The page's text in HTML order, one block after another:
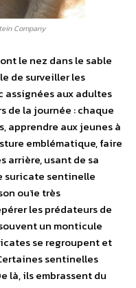
Company
le nez dans le sable
de surveiller les
assignées aux adultes
de la journée : chaque
apprendre aux jeunes à
emblématique, faire
arrière, usant de sa
suricate sentinelle
ouïe très
les prédateurs de
un monticule
se regroupent et
sentinelles
là, ils embrassent du